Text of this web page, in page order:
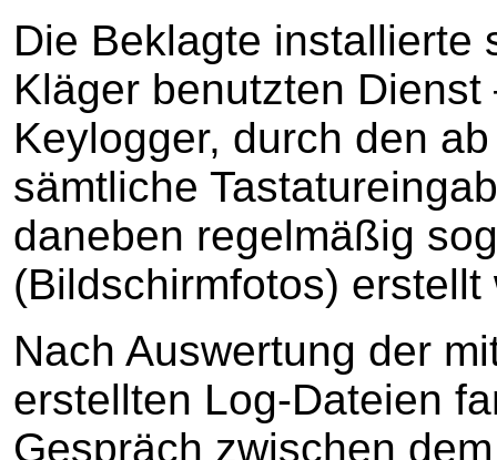
Die Beklagte installierte
Kläger benutzten
Keylogger, durch den
sämtliche
daneben regelmäßig
(Bildschirmfotos) erstellt
Nach Auswertung der
erstellten Log-Dateien
Gespräch zwischen